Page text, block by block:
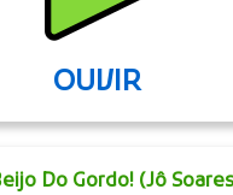
OUVIR
Do Gordo! (Jô